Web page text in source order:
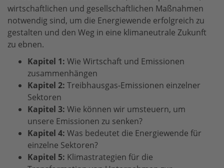
wirtschaftlichen und gesellschaftlichen Maßnahmen
notwendig sind, um die Energiewende erfolgreich zu
gestalten und den Weg in eine klimaneutrale Zukunft
zu ebnen.
Kapitel 1: Wie Wirtschaft und Emissionen
zusammenhängen
Kapitel 2: Treibhausgas-Emissionen einzelner
Sektoren
Kapitel 3: Wie können wir umsteuern, um
unsere Emissionen zu senken?
Kapitel 4: Was bedeutet die Energiewende für
einzelne Sektoren?
Kapitel 5: Klimastrategien für die